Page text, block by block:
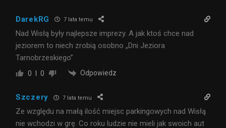
DarekRG 7 lata temu
Nad Wisłą były najlepsze imprezy. A jak ktoś chce nad
jeziorem to niech zrobią osobno „Dni Jeziora
Tarnobrzeskiego”
0 0 Odpowiedz
Szczery 7 lata temu
Ze względu na małą ilość miejsc parkingowych nad Wisłą
nie wchodzi w grę. Co roku ludzie nie mieli jak swoich aut